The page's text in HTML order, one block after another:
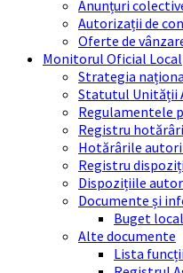
Anunțuri
Autorizații de
Oferte de
Monitorul Oficial Local
Strategia
Statutul Unității
Regulamentele
Registru hotărâri
Hotărârile
Registru
Dispozițiile
Documente și
Buget local
Alte documente
Lista